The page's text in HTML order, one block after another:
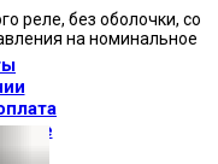
реле, без оболочки, со
на номинальное